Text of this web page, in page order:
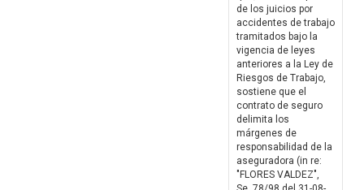
de los juicios por
accidentes de trabajo
tramitados bajo la
vigencia de leyes
anteriores a la Ley de
Riesgos de Trabajo,
sostiene que el
contrato de seguro
delimita los
márgenes de
responsabilidad de la
aseguradora (in re:
"FLORES VALDEZ",